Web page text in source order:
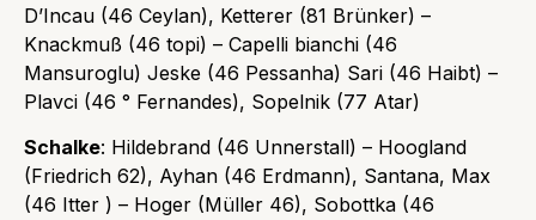
D’Incau (46 Ceylan), Ketterer (81 Brünker) –
Knackmuß (46 topi) – Capelli bianchi (46
Mansuroglu) Jeske (46 Pessanha) Sari (46 Haibt) –
Plavci (46 ° Fernandes), Sopelnik (77 Atar)
Schalke: Hildebrand (46 Unnerstall) – Hoogland
(Friedrich 62), Ayhan (46 Erdmann), Santana, Max
(46 Itter ) – Hoger (Müller 46), Sobottka (46